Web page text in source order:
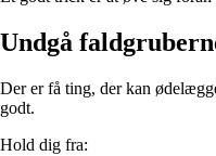
Undgå
Der er få ting, der kan
godt.
Hold dig fra: